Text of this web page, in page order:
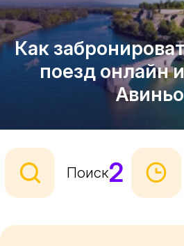
Как
поезд онлайн
Поиск2